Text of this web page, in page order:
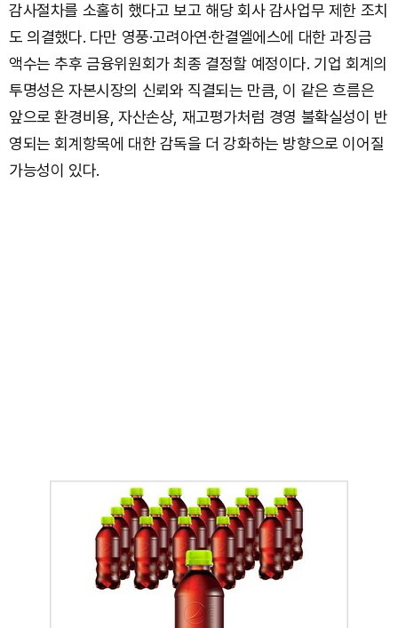
감사절차를 소홀히 했다고 보고 해당 회사 감사업무 제한 조치
도 의결했다. 다만 영풍·고려아연·한결엘에스에 대한 과징금
액수는 추후 금융위원회가 최종 결정할 예정이다. 기업 회계의
투명성은 자본시장의 신뢰와 직결되는 만큼, 이 같은 흐름은
앞으로 환경비용, 자산손상, 재고평가처럼 경영 불확실성이 반
영되는 회계항목에 대한 감독을 더 강화하는 방향으로 이어질
가능성이 있다.